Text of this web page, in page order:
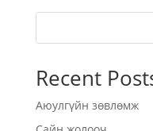
Recent
Аюулгүйн зөвлөмж